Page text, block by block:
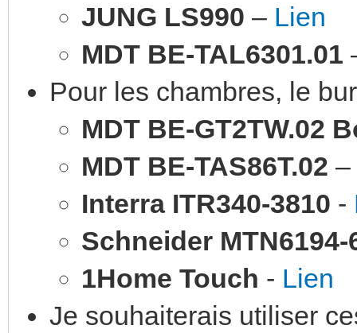
JUNG LS990 – Lien
MDT BE-TAL6301.01
Pour les chambres, le
MDT BE-GT2TW.02
MDT BE-TAS86T.02 –
Interra ITR340-3810 -
Schneider MTN6194-
1Home Touch - Lien
Je souhaiterais utiliser